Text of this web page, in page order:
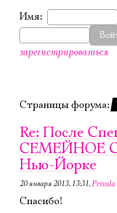
Имя:
зарегистрироваться
Страницы форума:
Re: После
СЕМЕЙНОЕ
Нью-Йорке
20 января 2013, 13:31,Privala
Спасибо!